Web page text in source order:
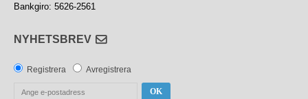
Bankgiro: 5626-2561
NYHETSBREV
Registrera Avregistrera
OK